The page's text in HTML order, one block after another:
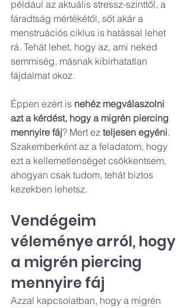
például az aktuális stressz-szinttől, a
fáradtság mértékétől, sőt akár a
menstruációs ciklus is hatással lehet
rá. Tehát lehet, hogy az, ami neked
semmiség, másnak kibírhatatlan
fájdalmat okoz.
Éppen ezért is nehéz megválaszolni
azt a kérdést, hogy a migrén piercing
mennyire fáj? Mert ez teljesen egyéni.
Szakemberként az a feladatom, hogy
ezt a kellemetlenséget csökkentsem,
ahogyan csak tudom, tehát biztos
kezekben lehetsz.
Vendégeim
véleménye arról, hogy
a migrén piercing
mennyire fáj
Azzal kapcsolatban, hogy a migrén